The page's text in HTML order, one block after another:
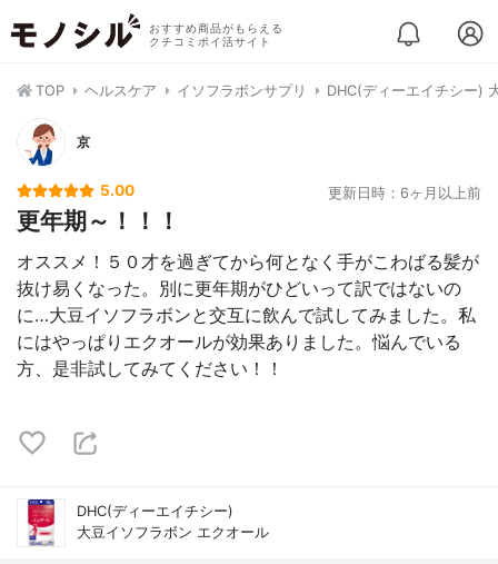
おすすめ商品がもらえる
クチコミポイ活サイト
TOP ヘルスケア イソフラボンサプリ DHC(ディーエイチシー)
京
5.00 更新日時：6ヶ月以上前
更年期～！！！
オススメ！５０才を過ぎてから何となく手がこわばる髪が
抜け易くなった。別に更年期がひどいって訳ではないの
に…大豆イソフラボンと交互に飲んで試してみました。私
にはやっぱりエクオールが効果ありました。悩んでいる
方、是非試してみてください！！
DHC(ディーエイチシー)
大豆イソフラボン エクオール